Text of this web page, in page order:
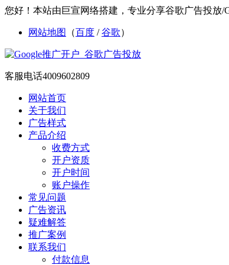
您好！本站由巨宣网络搭建，专业分享谷歌广告投放/
网站地图 （百度 /谷歌）
客服电话4009602809
网站首页
关于我们
广告样式
产品介绍
收费方式
开户资质
开户时间
账户操作
常见问题
广告资讯
疑难解答
推广案例
联系我们
付款信息